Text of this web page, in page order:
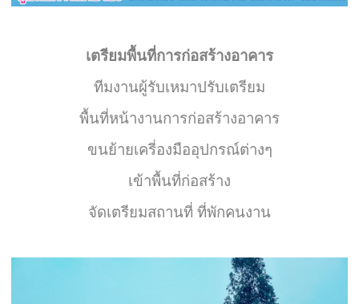
เตรียมพื้นที่การก่อสร้างอาคาร
ทีมงานผู้รับเหมาปรับเตรียม
พื้นที่หน้างานการก่อสร้างอาคาร
ขนย้ายเครี่องมืออุปกรณ์ต่างๆ
เข้าพื้นที่ก่อสร้าง
จัดเตรียมสถานที่ ที่พักคนงาน